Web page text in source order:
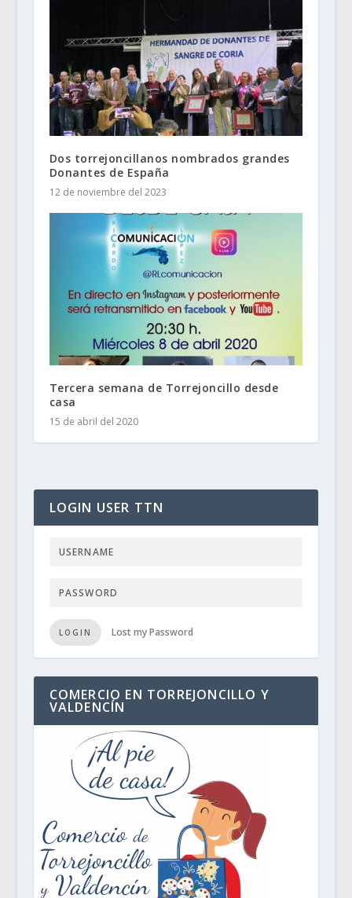
Dos torrejoncillanos nombrados grandes
Donantes de España
12 de noviembre del 2023
Tercera semana de Torrejoncillo desde
casa
15 de abril del 2020
LOGIN USER TTN
LOGIN Lost my Password
COMERCIO EN TORREJONCILLO Y
VALDENCÍN